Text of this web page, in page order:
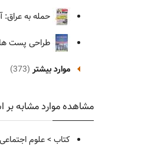
حمله به عراق:
طراحی پست
موارد بیشتر (373)
مشاهده موارد مشابه
کتاب >علوم اجتماعی